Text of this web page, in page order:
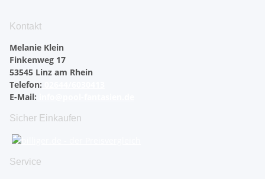
Kontakt
Melanie Klein
Finkenweg 17
53545 Linz am Rhein
Telefon:
E-Mail:
Sicher Einkaufen
Service